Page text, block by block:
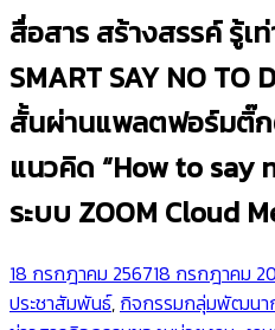
สื่อสาร สร้างสรรค์ รู้เ
SMART SAY NO TO
สั้นผ่านแพลตฟอร์มติ๊ก
แนวคิด “How to say
ระบบ ZOOM Cloud
18 กรกฎาคม 256718 กรกฎาคม
ประชาสัมพันธ์, กิจกรรมกลุ่มพัฒนา